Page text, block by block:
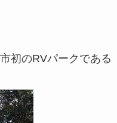
初のRVパークである